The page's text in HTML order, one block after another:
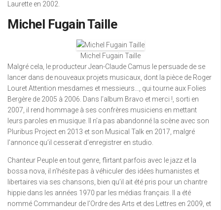
Laurette en 2002.
Michel Fugain Taille
Michel Fugain Taille
Malgré cela, le producteur Jean-Claude Camus le persuade de se
lancer dans de nouveaux projets musicaux, dont la pièce de Roger
Louret Attention mesdames et messieurs…, qui tourne aux Folies
Bergère de 2005 à 2006. Dans l’album Bravo et merci !, sorti en
2007, il rend hommage à ses confrères musiciens en mettant
leurs paroles en musique. Il n’a pas abandonné la scène avec son
Pluribus Project en 2013 et son Musical Talk en 2017, malgré
l’annonce qu’il cesserait d’enregistrer en studio.
Chanteur Peuple en tout genre, flirtant parfois avec le jazz et la
bossa nova, il n’hésite pas à véhiculer des idées humanistes et
libertaires via ses chansons, bien qu’il ait été pris pour un chantre
hippie dans les années 1970 par les médias français. Il a été
nommé Commandeur de l’Ordre des Arts et des Lettres en 2009, et